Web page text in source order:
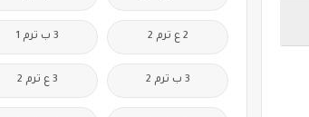
2 ع ترم 2 3 ب ترم 1
3 ب ترم 2 3 ع ترم 2